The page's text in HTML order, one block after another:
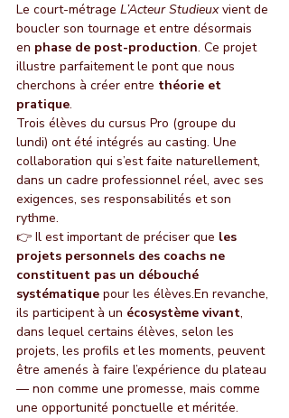
Le court-métrage L’Acteur Studieux vient de
boucler son tournage et entre désormais
en phase de post-production. Ce projet
illustre parfaitement le pont que nous
cherchons à créer entre théorie et
pratique.
Trois élèves du cursus Pro (groupe du
lundi) ont été intégrés au casting. Une
collaboration qui s’est faite naturellement,
dans un cadre professionnel réel, avec ses
exigences, ses responsabilités et son
rythme.
👉 Il est important de préciser que les
projets personnels des coachs ne
constituent pas un débouché
systématique pour les élèves.En revanche,
ils participent à un écosystème vivant,
dans lequel certains élèves, selon les
projets, les profils et les moments, peuvent
être amenés à faire l’expérience du plateau
— non comme une promesse, mais comme
une opportunité ponctuelle et méritée.